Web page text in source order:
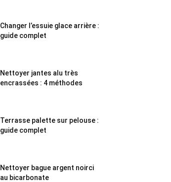
Changer l’essuie glace arrière :
guide complet
Nettoyer jantes alu très
encrassées : 4 méthodes
Terrasse palette sur pelouse :
guide complet
Nettoyer bague argent noirci
au bicarbonate